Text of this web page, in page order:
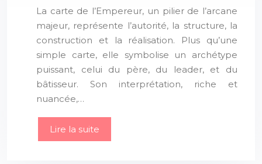
La carte de l’Empereur, un pilier de l’arcane
majeur, représente l’autorité, la structure, la
construction et la réalisation. Plus qu’une
simple carte, elle symbolise un archétype
puissant, celui du père, du leader, et du
bâtisseur. Son interprétation, riche et
nuancée,…
Lire la suite